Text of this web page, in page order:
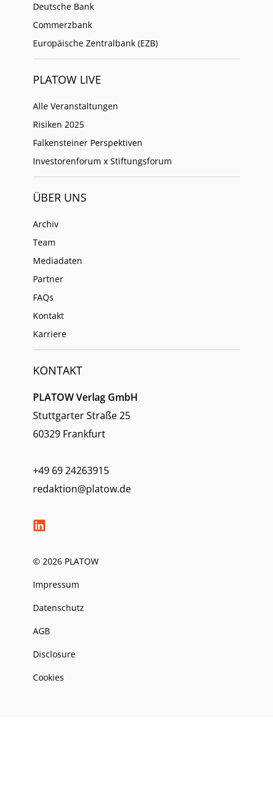
Deutsche Bank
Commerzbank
Europäische Zentralbank (EZB)
PLATOW LIVE
Alle Veranstaltungen
Risiken 2025
Falkensteiner Perspektiven
Investorenforum x Stiftungsforum
ÜBER UNS
Archiv
Team
Mediadaten
Partner
FAQs
Kontakt
Karriere
KONTAKT
PLATOW Verlag GmbH
Stuttgarter Straße 25
60329 Frankfurt
+49 69 24263915
redaktion@platow.de
© 2026 PLATOW
Impressum
Datenschutz
AGB
Disclosure
Cookies